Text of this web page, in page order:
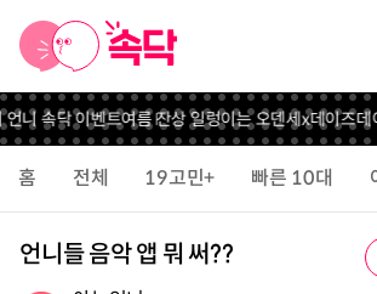
니 속닥 이벤트여름 잔상 일렁이는 오덴세x데이즈데
홈 전체 19고민+ 빠른 10대
언니들 음악 앱 뭐 써??